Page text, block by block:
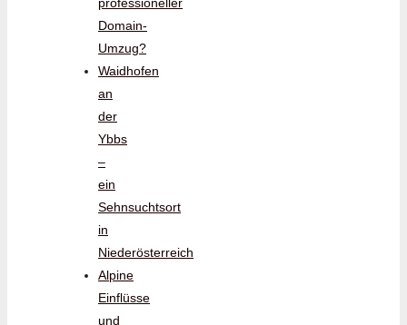
Domain-
Umzug?
Waidhofen
an
der
Ybbs
–
ein
Sehnsuchtsort
in
Niederösterreich
Alpine
Einflüsse
und